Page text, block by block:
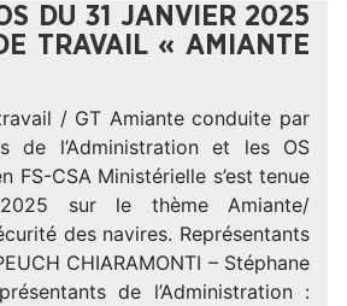
DU 31 JANVIER 2025
TRAVAIL « AMIANTE
/ GT Amiante conduite par
de l’Administration et les OS
FS-CSA Ministérielle s’est tenue
sur le thème Amiante/
des navires. Représentants
CHIARAMONTI – Stéphane
de l’Administration :